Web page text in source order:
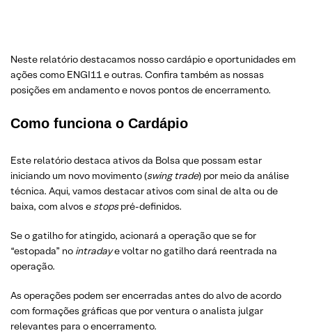
Neste relatório destacamos nosso cardápio e oportunidades em
ações como ENGI11 e outras. Confira também as nossas
posições em andamento e novos pontos de encerramento.
Como funciona o Cardápio
Este relatório destaca ativos da Bolsa que possam estar
iniciando um novo movimento (swing trade) por meio da análise
técnica. Aqui, vamos destacar ativos com sinal de alta ou de
baixa, com alvos e stopspré-definidos.
Se o gatilho for atingido, acionará a operação que se for
“estopada” no intradaye voltar no gatilho dará reentrada na
operação.
As operações podem ser encerradas antes do alvo de acordo
com formações gráficas que por ventura o analista julgar
relevantes para o encerramento.